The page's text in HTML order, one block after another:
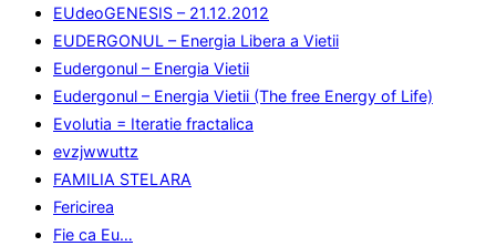
EUdeoGENESIS – 21.12.2012
EUDERGONUL – Energia Libera a Vietii
Eudergonul – Energia Vietii
Eudergonul – Energia Vietii (The free Energy of Life)
Evolutia = Iteratie fractalica
evzjwwuttz
FAMILIA STELARA
Fericirea
Fie ca Eu…